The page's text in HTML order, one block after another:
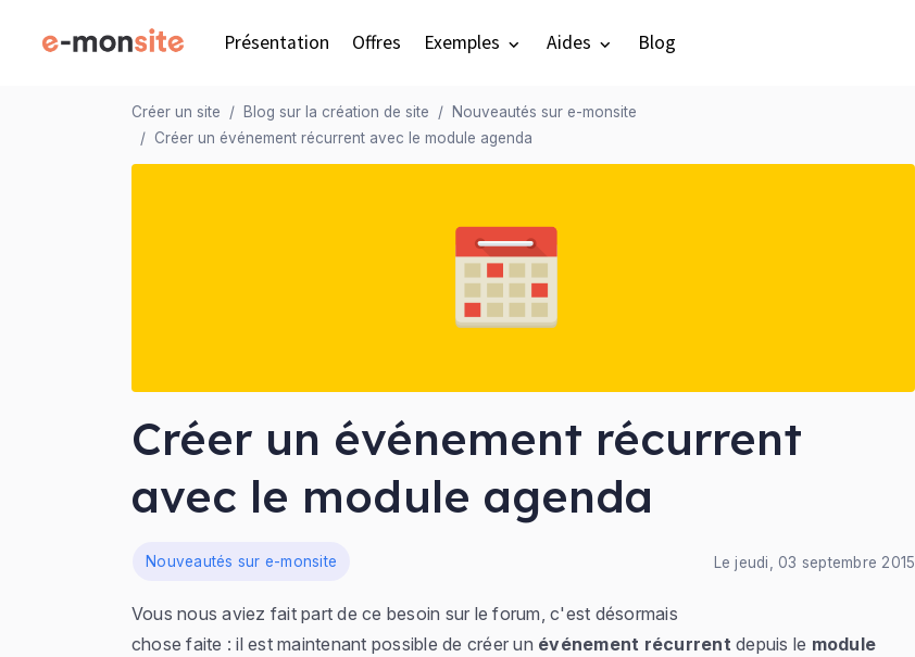
Présentation Offres Exemples Aides Blog
Créer un site Blog sur la création de site
Nouveautés sur e-monsite
Créer un événement récurrent avec le module agenda
Créer un événement récurrent
avec le module agenda
Le jeudi, 03 septembre 2015
Nouveautés sur e-monsite
Vous nous aviez fait part de ce besoin sur le forum, c'est désormais
chose faite : il est maintenant possible de créer un événement récurrent depuis le module